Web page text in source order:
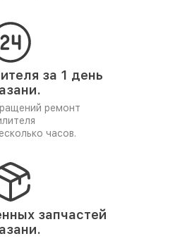
за 1 день
ремонт
часов.
запчастей